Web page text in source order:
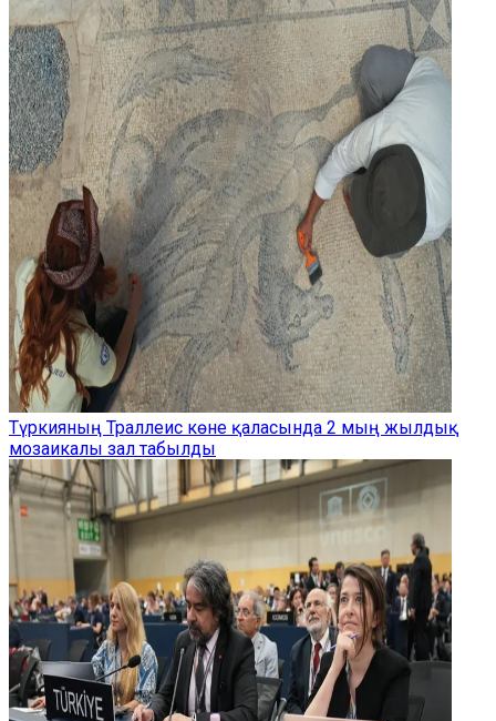
Түркияның Траллеис көне қаласында 2 мың жылдық
мозаикалы зал табылды